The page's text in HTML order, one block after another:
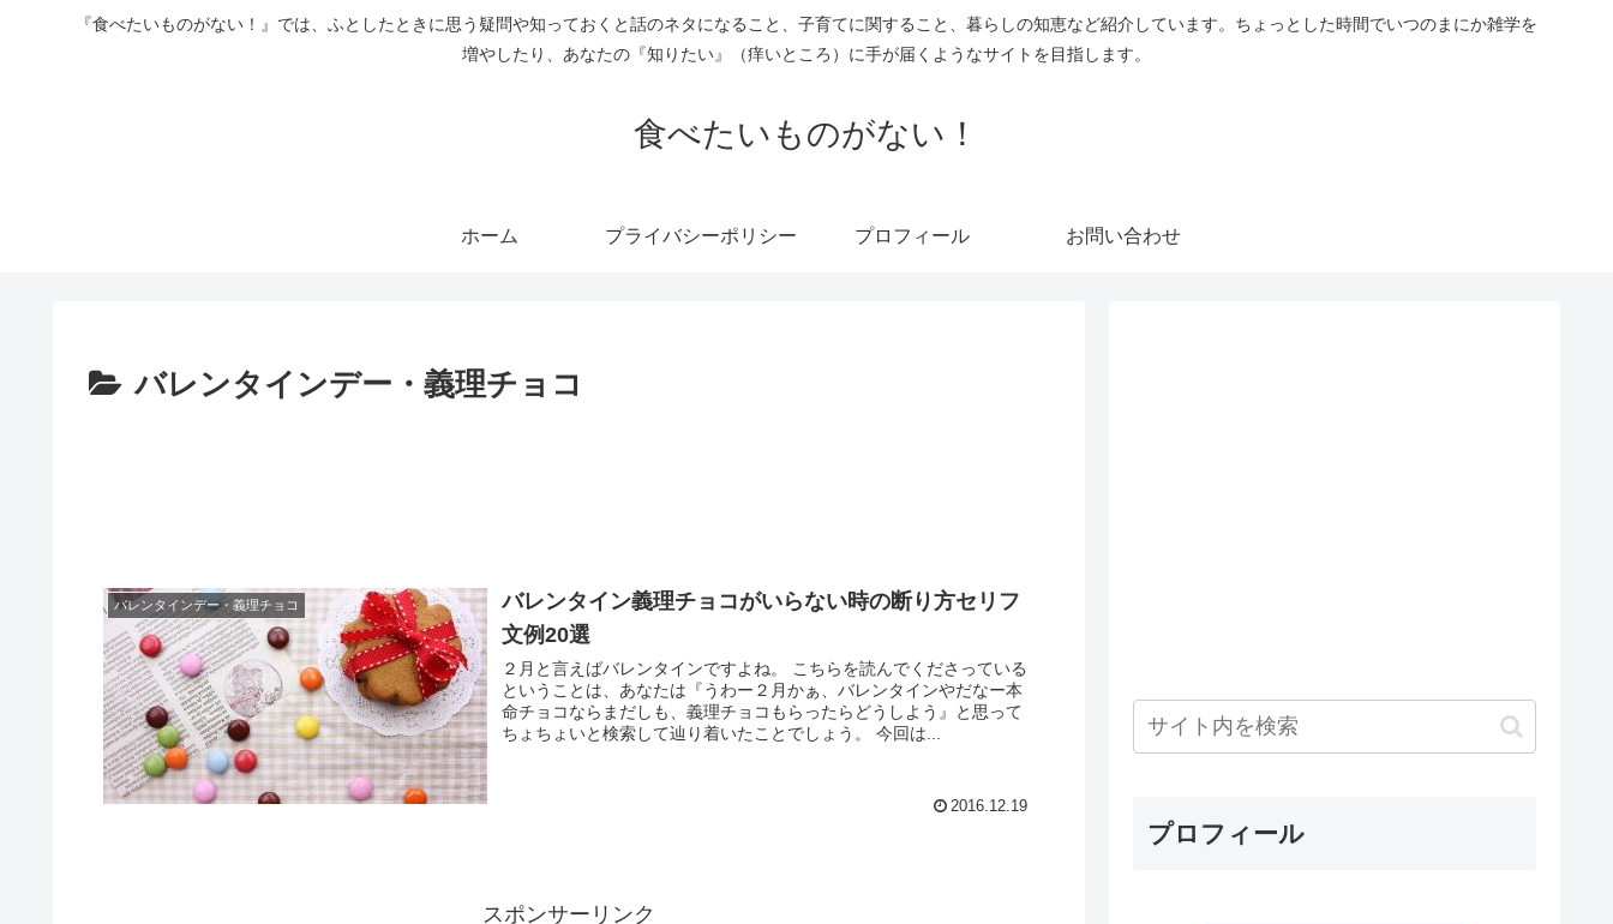
『食べたいものがない！』では、ふとしたときに思う疑問や知っておくと話のネタになること、子育てに関すること、暮らしの知恵など紹介しています。ちょっとした時間でいつのまにか雑学を
増やしたり、あなたの『知りたい』（痒いところ）に手が届くようなサイトを目指します。
食べたいものがない！
ホーム プライバシーポリシー プロフィール お問い合わせ
バレンタインデー・義理チョコ
バレンタインデー・義理チョコ
バレンタイン義理チョコがいらない時の断り方セリフ
文例20選
２月と言えばバレンタインですよね。 こちらを読んでくださっている
ということは、あなたは『うわー２月かぁ、バレンタインやだなー本
命チョコならまだしも、義理チョコもらったらどうしよう』と思って
ちょちょいと検索して辿り着いたことでしょう。 今回は...
2016.12.19
スポンサーリンク
プロフィール